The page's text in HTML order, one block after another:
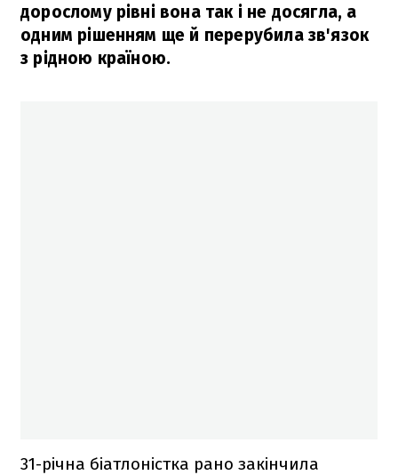
дорослому рівні вона так і не досягла, а
одним рішенням ще й перерубила зв'язок
з рідною країною.
31-річна біатлоністка рано закінчила